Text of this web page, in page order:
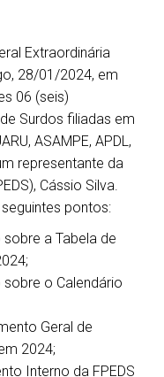
Extraordinária
28/01/2024, em
06 (seis)
Surdos filiadas em
ASAMPE, APDL,
representante da
Cássio Silva.
pontos:
a Tabela de
o Calendário
Geral de
2024;
Interno da FPEDS